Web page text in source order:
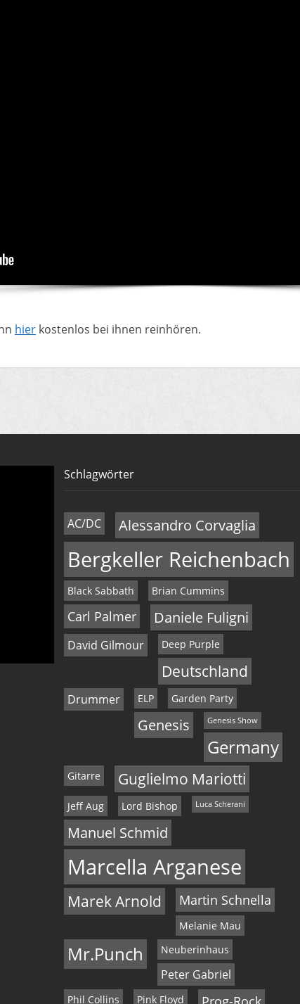
hier kostenlos bei ihnen reinhören.
Schlagwörter
AC/DC Alessandro Corvaglia
Bergkeller Reichenbach
Black Sabbath Brian Cummins
Carl Palmer Daniele Fuligni
David Gilmour Deep Purple
Deutschland
Drummer ELP Garden Party
Genesis Genesis Show
Germany
Gitarre Guglielmo Mariotti
Jeff Aug Lord Bishop Luca Scherani
Manuel Schmid
Marcella Arganese
Marek Arnold Martin Schnella
Melanie Mau
Mr.Punch Neuberinhaus
Peter Gabriel
Phil Collins Pink Floyd